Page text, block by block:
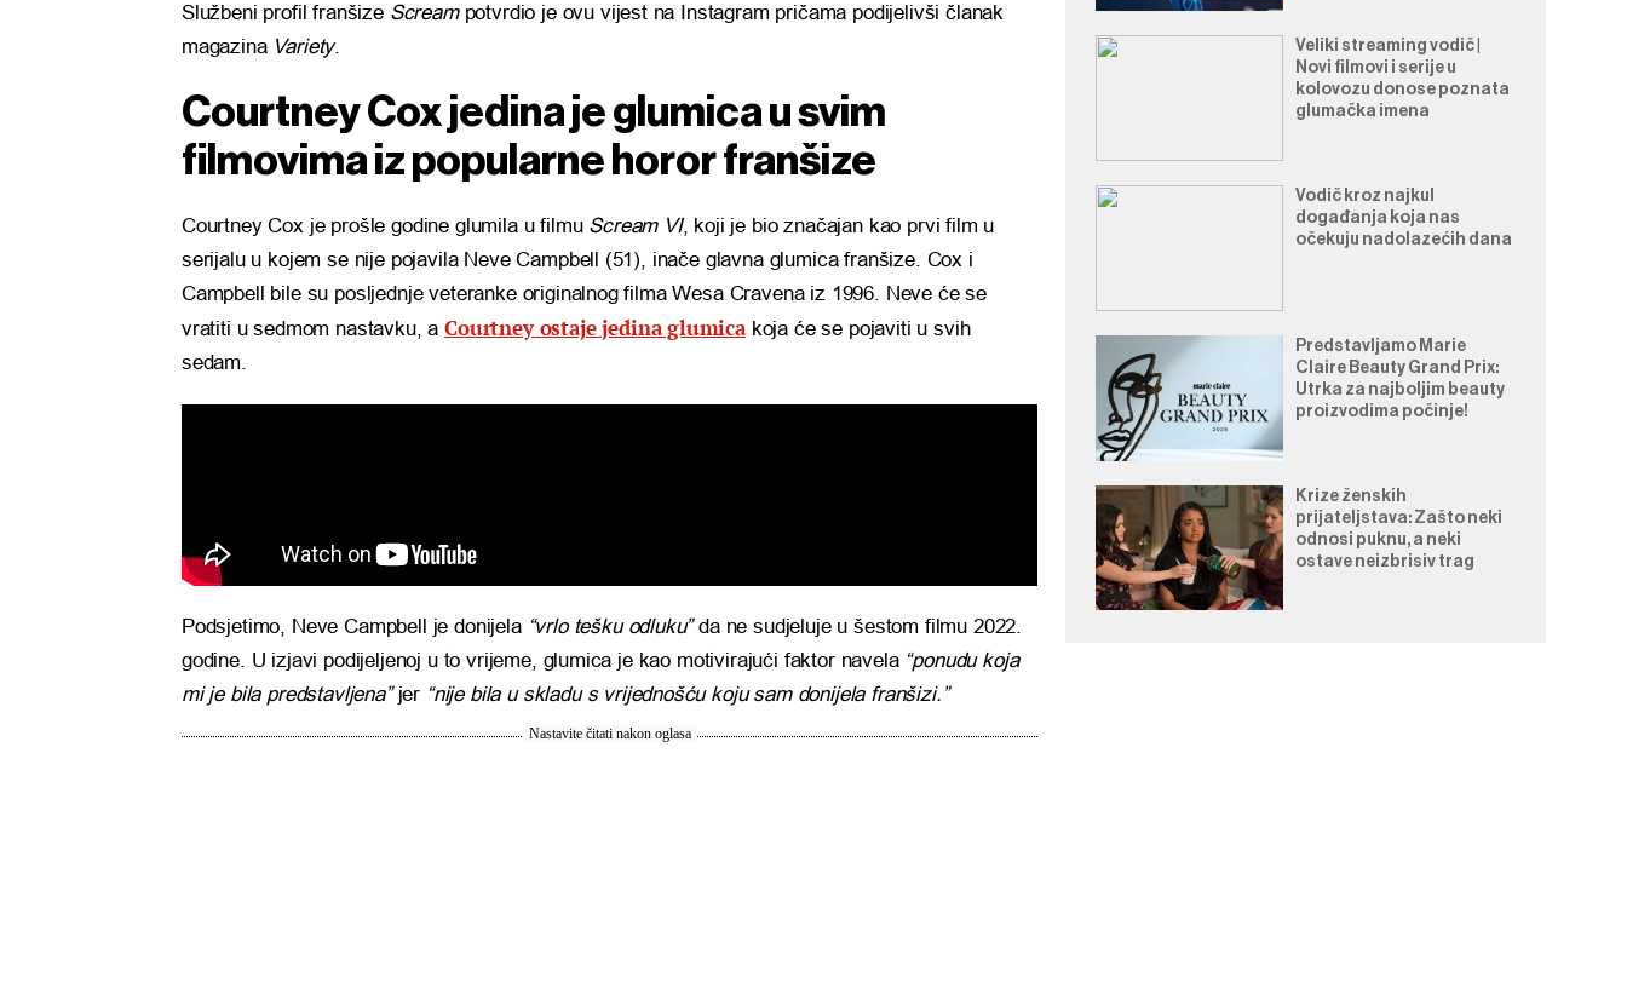
Službeni profil franšize Screampotvrdio je ovu vijest na Instagram pričama podijelivši članak
magazina Variety.
Courtney Cox jedina je glumica u svim
filmovima iz popularne horor franšize
Courtney Cox je prošle godine glumila u filmu Scream VI, koji je bio značajan kao prvi film u
serijalu u kojem se nije pojavila Neve Campbell (51), inače glavna glumica franšize. Cox i
Campbell bile su posljednje veteranke originalnog filma Wesa Cravena iz 1996. Neve će se
vratiti u sedmom nastavku, aCourtney ostaje jedina glumicakoja će se pojaviti u svih
sedam.
Podsjetimo, Neve Campbell je donijela “vrlo tešku odluku”da ne sudjeluje u šestom filmu 2022.
godine. U izjavi podijeljenoj u to vrijeme, glumica je kao motivirajući faktor navela “ponudu koja
mi je bila predstavljena”jer “nije bila u skladu s vrijednošću koju sam donijela franšizi.”
Nastavite čitati nakon oglasa
Veliki streaming vodič |
Novi filmovi i serije u
kolovozu donose poznata
glumačka imena
Vodič kroz najkul
događanja koja nas
očekuju nadolazećih dana
Predstavljamo Marie
Claire Beauty Grand Prix:
Utrka za najboljim beauty
proizvodima počinje!
Krize ženskih
prijateljstava: Zašto neki
odnosi puknu, a neki
ostave neizbrisiv trag